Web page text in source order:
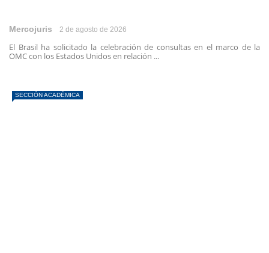
Mercojuris 2 de agosto de 2026
El Brasil ha solicitado la celebración de consultas en el marco de la
OMC con los Estados Unidos en relación ...
SECCIÓN ACADÉMICA